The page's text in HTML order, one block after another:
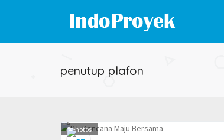
penutup plafon
2photos